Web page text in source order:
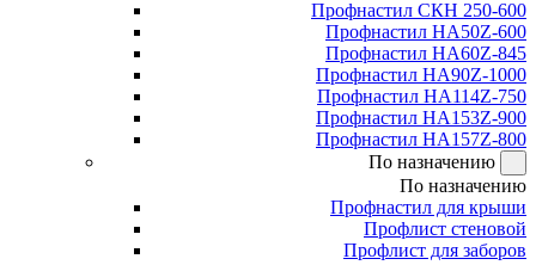
Профнастил СКН 250-600
Профнастил НА50Z-600
Профнастил НА60Z-845
Профнастил НА90Z-1000
Профнастил НА114Z-750
Профнастил НА153Z-900
Профнастил НА157Z-800
По назначению
По назначению
Профнастил для крыши
Профлист стеновой
Профлист для заборов